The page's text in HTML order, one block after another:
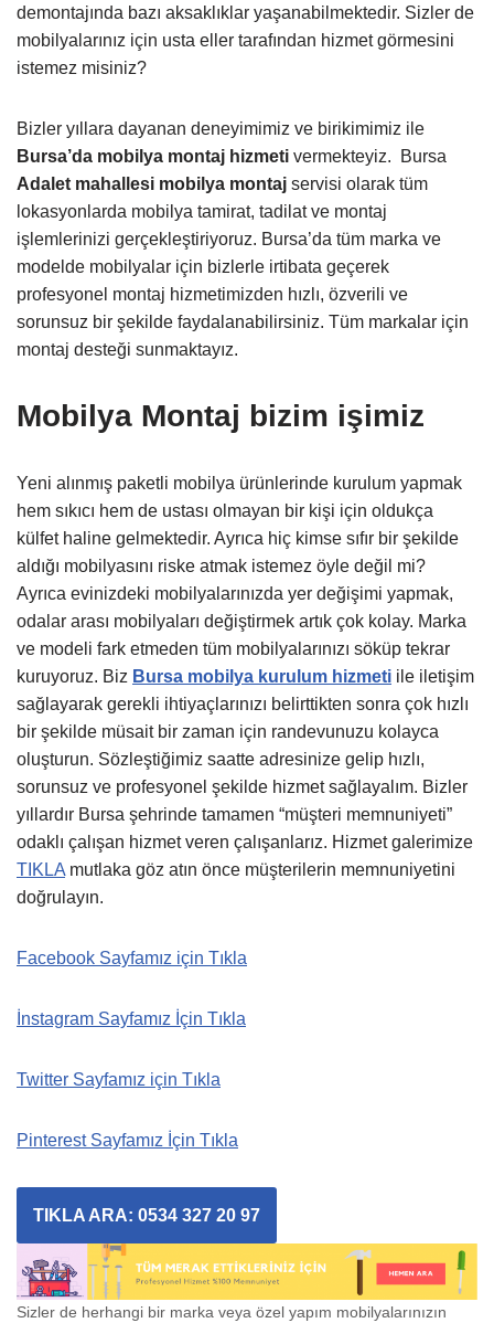
demontajında bazı aksaklıklar yaşanabilmektedir. Sizler de
mobilyalarınız için usta eller tarafından hizmet görmesini
istemez misiniz?
Bizler yıllara dayanan deneyimimiz ve birikimimiz ile
Bursa’da mobilya montaj hizmeti vermekteyiz.
Bursa
Adalet mahallesi mobilya montaj servisi olarak tüm
lokasyonlarda mobilya tamirat, tadilat ve montaj
işlemlerinizi gerçekleştiriyoruz. Bursa’da tüm marka ve
modelde mobilyalar için bizlerle irtibata geçerek
profesyonel montaj hizmetimizden hızlı, özverili ve
sorunsuz bir şekilde faydalanabilirsiniz. Tüm markalar için
montaj desteği sunmaktayız.
Mobilya Montaj bizim işimiz
Yeni alınmış paketli mobilya ürünlerinde kurulum yapmak
hem sıkıcı hem de ustası olmayan bir kişi için oldukça
külfet haline gelmektedir. Ayrıca hiç kimse sıfır bir şekilde
aldığı mobilyasını riske atmak istemez öyle değil mi?
Ayrıca evinizdeki mobilyalarınızda yer değişimi yapmak,
odalar arası mobilyaları değiştirmek artık çok kolay. Marka
ve modeli fark etmeden tüm mobilyalarınızı söküp tekrar
kuruyoruz. Biz Bursa mobilya kurulum hizmeti ile iletişim
sağlayarak gerekli ihtiyaçlarınızı belirttikten sonra çok hızlı
bir şekilde müsait bir zaman için randevunuzu kolayca
oluşturun. Sözleştiğimiz saatte adresinize gelip hızlı,
sorunsuz ve profesyonel şekilde hizmet sağlayalım. Bizler
yıllardır Bursa şehrinde tamamen “müşteri memnuniyeti”
odaklı çalışan hizmet veren çalışanlarız. Hizmet galerimize
TIKLA mutlaka göz atın önce müşterilerin memnuniyetini
doğrulayın.
Facebook Sayfamız için Tıkla
İnstagram Sayfamız İçin Tıkla
Twitter Sayfamız için Tıkla
Pinterest Sayfamız İçin Tıkla
TIKLA ARA: 0534 327 20 97
Sizler de herhangi bir marka veya özel yapım mobilyalarınızın